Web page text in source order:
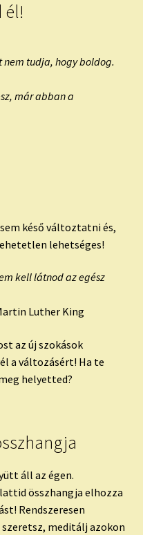
él!
tudja, hogy boldog.
már abban a
késő változtatni és,
lehetséges!
kell látnod az egész
Luther King
az új szokások
a változásért! Ha te
helyetted?
áll az égen.
összhangja elhozza
Rendszeresen
meditálj azokon